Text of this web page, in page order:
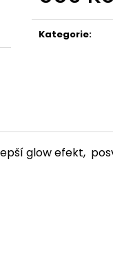
cena:
Kategorie:
glow efekt,